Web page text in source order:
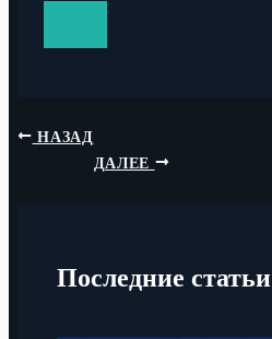
НАЗАД
ДАЛЕЕ
Последние статьи